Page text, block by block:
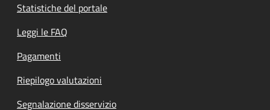
Statistiche del portale
Leggi le FAQ
Pagamenti
Riepilogo valutazioni
Segnalazione disservizio